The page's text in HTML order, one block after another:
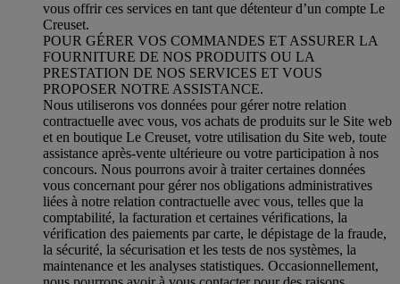
vous offrir ces services en tant que détenteur d’un compte Le
Creuset.
POUR GÉRER VOS COMMANDES ET ASSURER LA
FOURNITURE DE NOS PRODUITS OU LA
PRESTATION DE NOS SERVICES ET VOUS
PROPOSER NOTRE ASSISTANCE.
Nous utiliserons vos données pour gérer notre relation
contractuelle avec vous, vos achats de produits sur le Site web
et en boutique Le Creuset, votre utilisation du Site web, toute
assistance après-vente ultérieure ou votre participation à nos
concours. Nous pourrons avoir à traiter certaines données
vous concernant pour gérer nos obligations administratives
liées à notre relation contractuelle avec vous, telles que la
comptabilité, la facturation et certaines vérifications, la
vérification des paiements par carte, le dépistage de la fraude,
la sécurité, la sécurisation et les tests de nos systèmes, la
maintenance et les analyses statistiques. Occasionnellement,